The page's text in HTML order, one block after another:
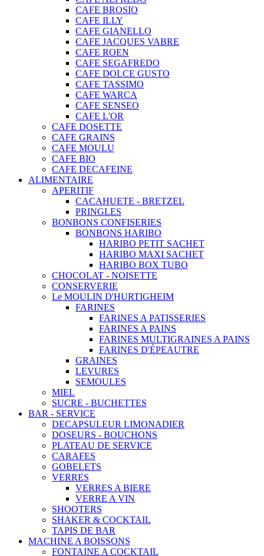
CAFE BROSIO
CAFE ILLY
CAFE GIANELLO
CAFE JACQUES VABRE
CAFE ROEN
CAFE SEGAFREDO
CAFE DOLCE GUSTO
CAFE TASSIMO
CAFE WARCA
CAFE SENSEO
CAFE L'OR
CAFE DOSETTE
CAFE GRAINS
CAFE MOULU
CAFE BIO
CAFE DECAFEINE
ALIMENTAIRE
APERITIF
CACAHUETE - BRETZEL
PRINGLES
BONBONS CONFISERIES
BONBONS HARIBO
HARIBO PETIT SACHET
HARIBO MAXI SACHET
HARIBO BOX TUBO
CHOCOLAT - NOISETTE
CONSERVERIE
Le MOULIN D'HURTIGHEIM
FARINES
FARINES A PATISSERIES
FARINES A PAINS
FARINES MULTIGRAINES A PAINS
FARINES D'ÉPEAUTRE
GRAINES
LEVURES
SEMOULES
MIEL
SUCRE - BUCHETTES
BAR - SERVICE
DECAPSULEUR LIMONADIER
DOSEURS - BOUCHONS
PLATEAU DE SERVICE
CARAFES
GOBELETS
VERRES
VERRES A BIERE
VERRE A VIN
SHOOTERS
SHAKER & COCKTAIL
TAPIS DE BAR
MACHINE A BOISSONS
FONTAINE A COCKTAIL